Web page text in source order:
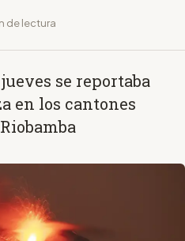
de lectura
se reportaba
en los cantones